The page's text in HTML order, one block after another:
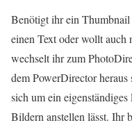
Benötigt ihr ein
einen Text oder wollt auch
wechselt ihr zum
dem PowerDirector heraus
sich um ein
Bildern anstellen lässt. Ihr